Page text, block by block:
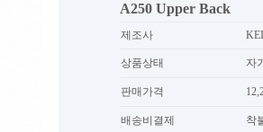
A250 Upper Back
제조사
상품상태 자
판매가격
배송비결제 착